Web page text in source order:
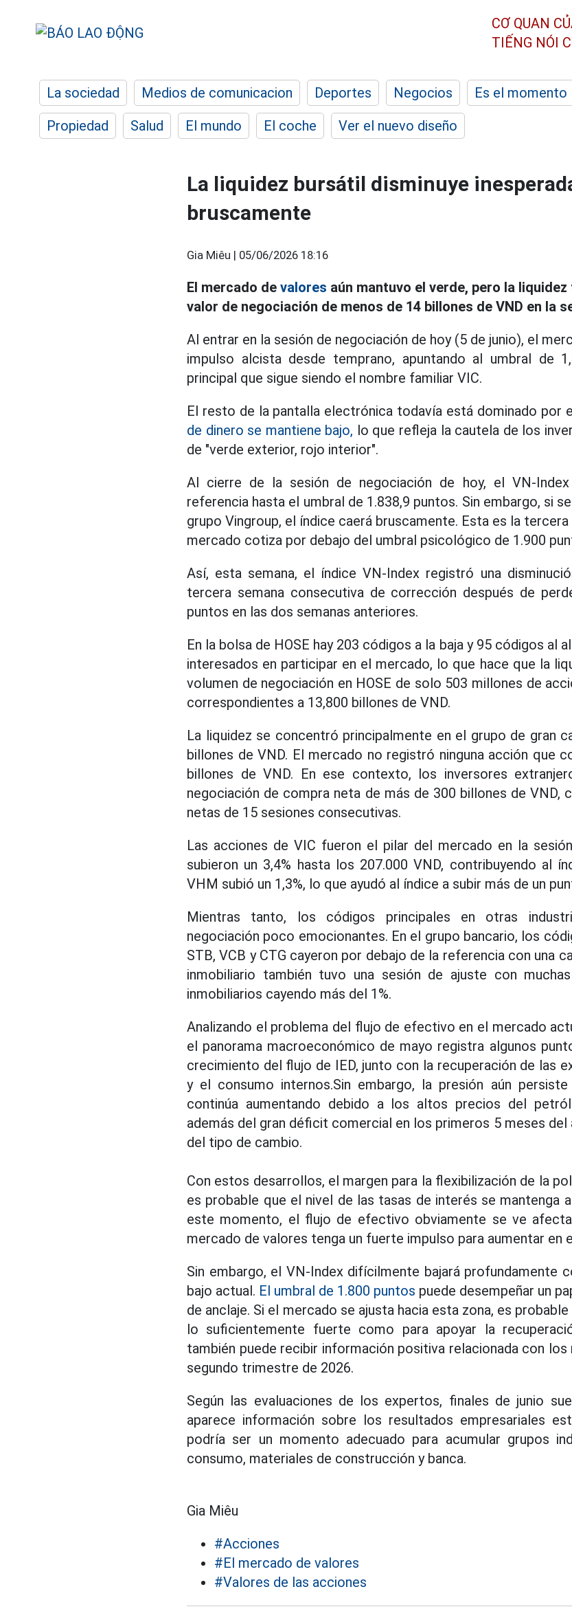
CƠ QUAN
TIẾNG NÓI
La sociedad Medios de comunicacion Deportes Negocios Es el momento
Propiedad
Salud El mundo El coche Ver el nuevo diseño
La liquidez bursátil disminuye
bruscamente
Gia Miêu | 05/06/2026 18:16
El mercado de valores aún mantuvo el verde, pero la
valor de negociación de menos de 14 billones de VND en la
Al entrar en la sesión de negociación de hoy (5 de junio), el
impulso alcista desde temprano, apuntando al umbral de
principal que sigue siendo el nombre familiar VIC.
El resto de la pantalla electrónica todavía está dominado por
de dinero se mantiene bajo, lo que refleja la cautela de los
de "verde exterior, rojo interior".
Al cierre de la sesión de negociación de hoy, el VN-
referencia hasta el umbral de 1.838,9 puntos. Sin embargo, si
grupo Vingroup, el índice caerá bruscamente. Esta es la
mercado cotiza por debajo del umbral psicológico de 1.900
Así, esta semana, el índice VN-Index registró una
tercera semana consecutiva de corrección después de
puntos en las dos semanas anteriores.
En la bolsa de HOSE hay 203 códigos a la baja y 95 códigos al
interesados en participar en el mercado, lo que hace que la
volumen de negociación en HOSE de solo 503 millones de
correspondientes a 13,800 billones de VND.
La liquidez se concentró principalmente en el grupo de gran
billones de VND. El mercado no registró ninguna acción que
billones de VND. En ese contexto, los inversores
negociación de compra neta de más de 300 billones de VND,
netas de 15 sesiones consecutivas.
Las acciones de VIC fueron el pilar del mercado en la
subieron un 3,4% hasta los 207.000 VND, contribuyendo al
VHM subió un 1,3%, lo que ayudó al índice a subir más de un
Mientras tanto, los códigos principales en otras
negociación poco emocionantes. En el grupo bancario, los
STB, VCB y CTG cayeron por debajo de la referencia con una
inmobiliario también tuvo una sesión de ajuste con
inmobiliarios cayendo más del 1%.
Analizando el problema del flujo de efectivo en el mercado
el panorama macroeconómico de mayo registra algunos
crecimiento del flujo de IED, junto con la recuperación de las
y el consumo internos.Sin embargo, la presión aún
continúa aumentando debido a los altos precios del
además del gran déficit comercial en los primeros 5 meses del
del tipo de cambio.
Con estos desarrollos, el margen para la flexibilización de la
es probable que el nivel de las tasas de interés se mantenga
este momento, el flujo de efectivo obviamente se ve
mercado de valores tenga un fuerte impulso para aumentar en
Sin embargo, el VN-Index difícilmente bajará profundamente
bajo actual. El umbral de 1.800 puntos puede desempeñar un
de anclaje. Si el mercado se ajusta hacia esta zona, es
lo suficientemente fuerte como para apoyar la
también puede recibir información positiva relacionada con
segundo trimestre de 2026.
Según las evaluaciones de los expertos, finales de junio
aparece información sobre los resultados empresariales
podría ser un momento adecuado para acumular grupos
consumo, materiales de construcción y banca.
Gia Miêu
#Acciones
#El mercado de valores
#Valores de las acciones